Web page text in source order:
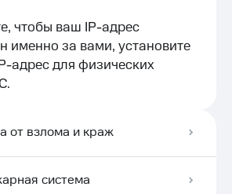
чтобы ваш IP-адрес
именно за вами, установите
адрес для физических
от взлома и краж
система